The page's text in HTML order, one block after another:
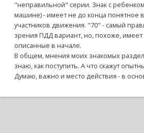
"неправильной" серии. Знак с
машине) - имеет не до конца понятное
участников движения. "70" - самый
зрения ПДД вариант, но, похоже,
описанные в начале.
В общем, мнения моих знакомых
знаю, как поступить. А что скажут
Думаю, важно и место действия - в